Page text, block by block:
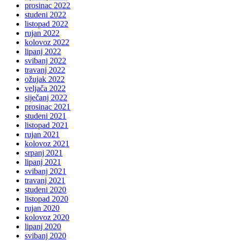
prosinac 2022
studeni 2022
listopad 2022
rujan 2022
kolovoz 2022
lipanj 2022
svibanj 2022
travanj 2022
ožujak 2022
veljača 2022
siječanj 2022
prosinac 2021
studeni 2021
listopad 2021
rujan 2021
kolovoz 2021
srpanj 2021
lipanj 2021
svibanj 2021
travanj 2021
studeni 2020
listopad 2020
rujan 2020
kolovoz 2020
lipanj 2020
svibanj 2020